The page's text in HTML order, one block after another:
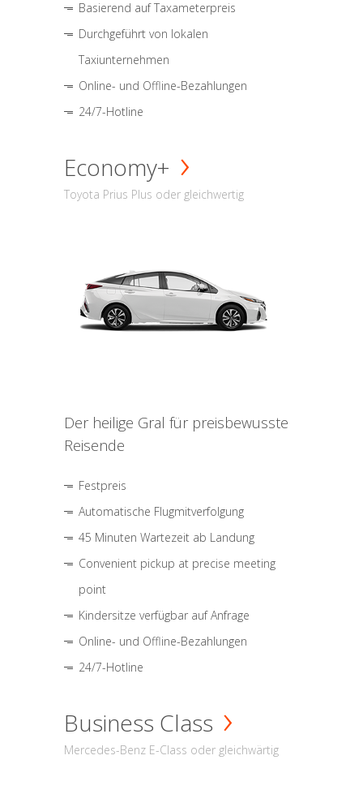
Basierend auf Taxameterpreis
Durchgeführt von lokalen
Taxiunternehmen
Online- und Offline-Bezahlungen
24/7-Hotline
Economy+
Toyota Prius Plus oder gleichwertig
Der heilige Gral für preisbewusste
Reisende
Festpreis
Automatische Flugmitverfolgung
45 Minuten Wartezeit ab Landung
Convenient pickup at precise meeting
point
Kindersitze verfügbar auf Anfrage
Online- und Offline-Bezahlungen
24/7-Hotline
Business Class
Mercedes-Benz E-Class oder gleichwärtig